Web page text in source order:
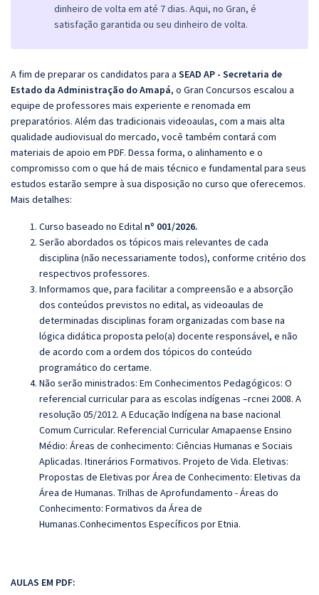
dinheiro de volta em até 7 dias. Aqui, no Gran, é
satisfação garantida ou seu dinheiro de volta.
A fim de preparar os candidatos para a SEAD AP - Secretaria de
Estado da Administração do Amapá, o Gran Concursos escalou a
equipe de professores mais experiente e renomada em
preparatórios. Além das tradicionais videoaulas, com a mais alta
qualidade audiovisual do mercado, você também contará com
materiais de apoio em PDF. Dessa forma, o alinhamento e o
compromisso com o que há de mais técnico e fundamental para seus
estudos estarão sempre à sua disposição no curso que oferecemos.
Mais detalhes:
Curso baseado no Edital nº 001/2026.
Serão abordados os tópicos mais relevantes de cada
disciplina (não necessariamente todos), conforme critério dos
respectivos professores.
Informamos que, para facilitar a compreensão e a absorção
dos conteúdos previstos no edital, as videoaulas de
determinadas disciplinas foram organizadas com base na
lógica didática proposta pelo(a) docente responsável, e não
de acordo com a ordem dos tópicos do conteúdo
programático do certame.
Não serão ministrados: Em Conhecimentos Pedagógicos: O
referencial curricular para as escolas indígenas –rcnei 2008. A
resolução 05/2012. A Educação Indígena na base nacional
Comum Curricular. Referencial Curricular Amapaense Ensino
Médio: Áreas de conhecimento: Ciências Humanas e Sociais
Aplicadas. Itinerários Formativos. Projeto de Vida. Eletivas:
Propostas de Eletivas por Área de Conhecimento: Eletivas da
Área de Humanas. Trilhas de Aprofundamento - Áreas do
Conhecimento: Formativos da Área de
Humanas.Conhecimentos Específicos por Etnia.
AULAS EM PDF: